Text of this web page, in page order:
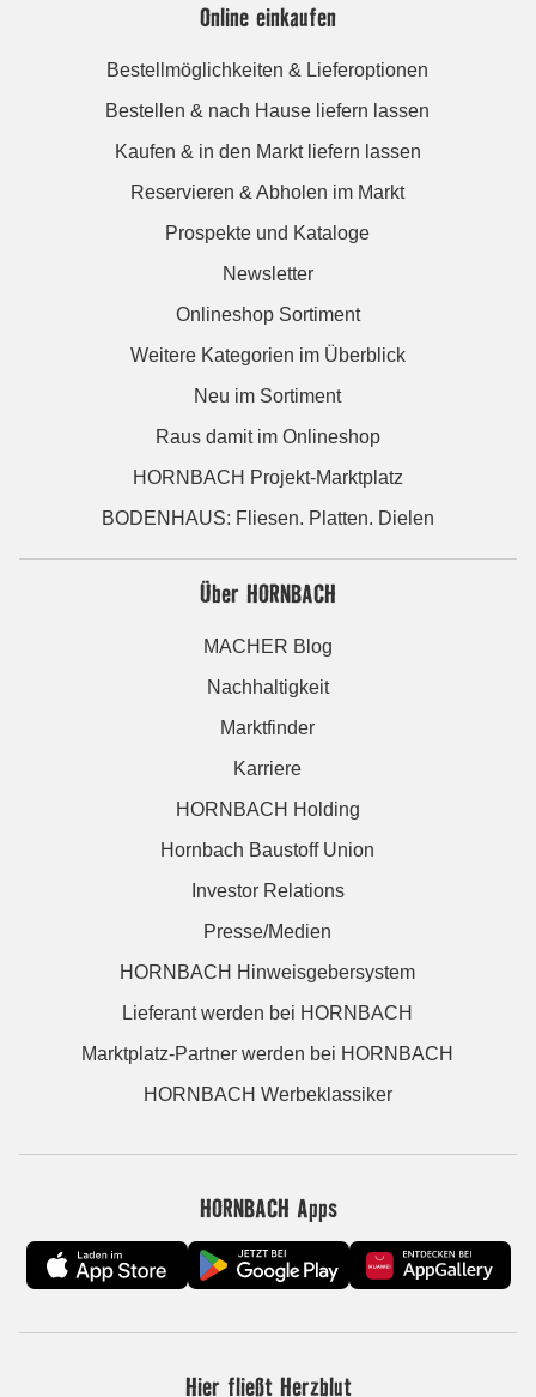
Online einkaufen
Bestellmöglichkeiten & Lieferoptionen
Bestellen & nach Hause liefern lassen
Kaufen & in den Markt liefern lassen
Reservieren & Abholen im Markt
Prospekte und Kataloge
Newsletter
Onlineshop Sortiment
Weitere Kategorien im Überblick
Neu im Sortiment
Raus damit im Onlineshop
HORNBACH Projekt-Marktplatz
BODENHAUS: Fliesen. Platten. Dielen
Über HORNBACH
MACHER Blog
Nachhaltigkeit
Marktfinder
Karriere
HORNBACH Holding
Hornbach Baustoff Union
Investor Relations
Presse/Medien
HORNBACH Hinweisgebersystem
Lieferant werden bei HORNBACH
Marktplatz-Partner werden bei HORNBACH
HORNBACH Werbeklassiker
HORNBACH Apps
Hier fließt Herzblut